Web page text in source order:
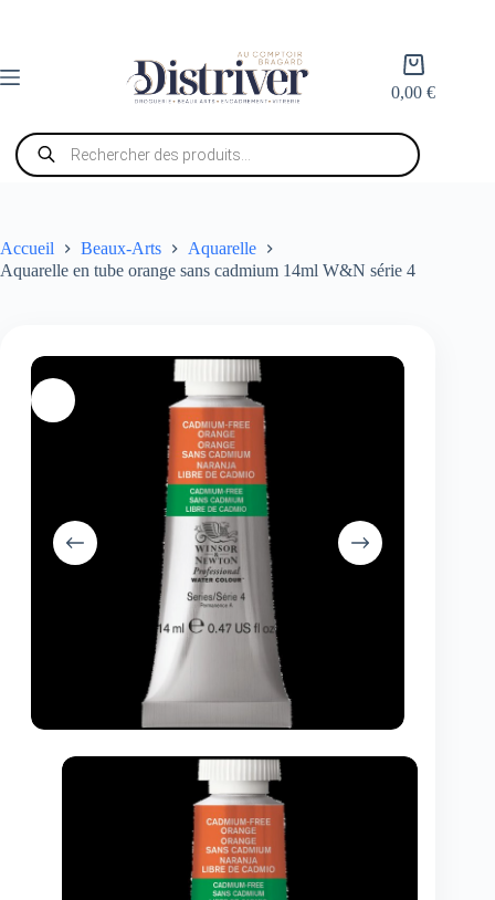
Panier
d’achat
0,00€
Recherche
de
produits
Accueil Beaux-Arts
Aquarelle
Aquarelle en tube orange sans cadmium 14ml W&N série 4